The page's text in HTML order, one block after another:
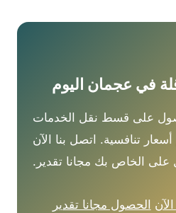
في عجمان اليوم
على قسط نقل الخدمات
تنافسية. اتصل بنا الآن
الخاص بك مجانا تقدير.
الحصول مجانا تقدير